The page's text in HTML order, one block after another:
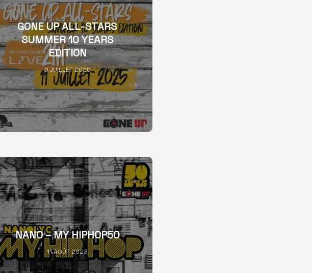
GONE UP ALL-STARS
SUMMER 10 YEARS
EDITION
9 JUILLET 2025
NANO – MY HIPHOP50
11 AOÛT 2023